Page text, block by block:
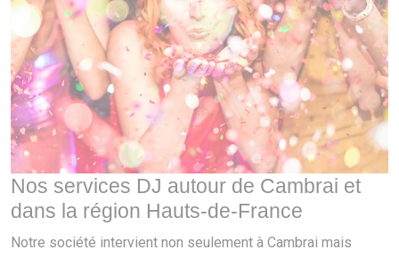
Nos services DJ autour de Cambrai et
dans la région Hauts-de-France
Notre société intervient non seulement à Cambrai mais